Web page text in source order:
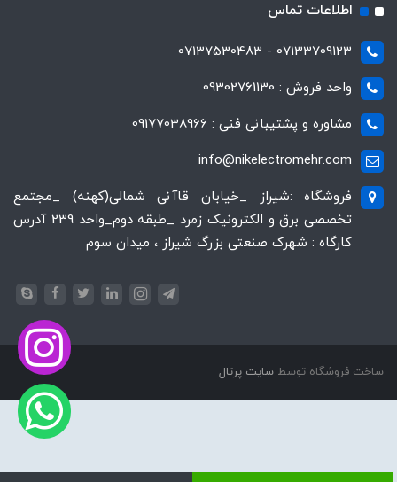
اطلاعات تماس
07133709123 - 07137530483
واحد فروش : 09302761130
مشاوره و پشتیبانی فنی : 09177038966
info@nikelectromehr.com
فروشگاه :شیراز _خیابان قاآنی شمالی(کهنه) _مجتمع
تخصصی برق و الکترونیک زمرد _طبقه دوم_واحد 239 آدرس
کارگاه : شهرک صنعتی بزرگ شیراز ، میدان سوم
ساخت فروشگاه توسط سایت پرتال